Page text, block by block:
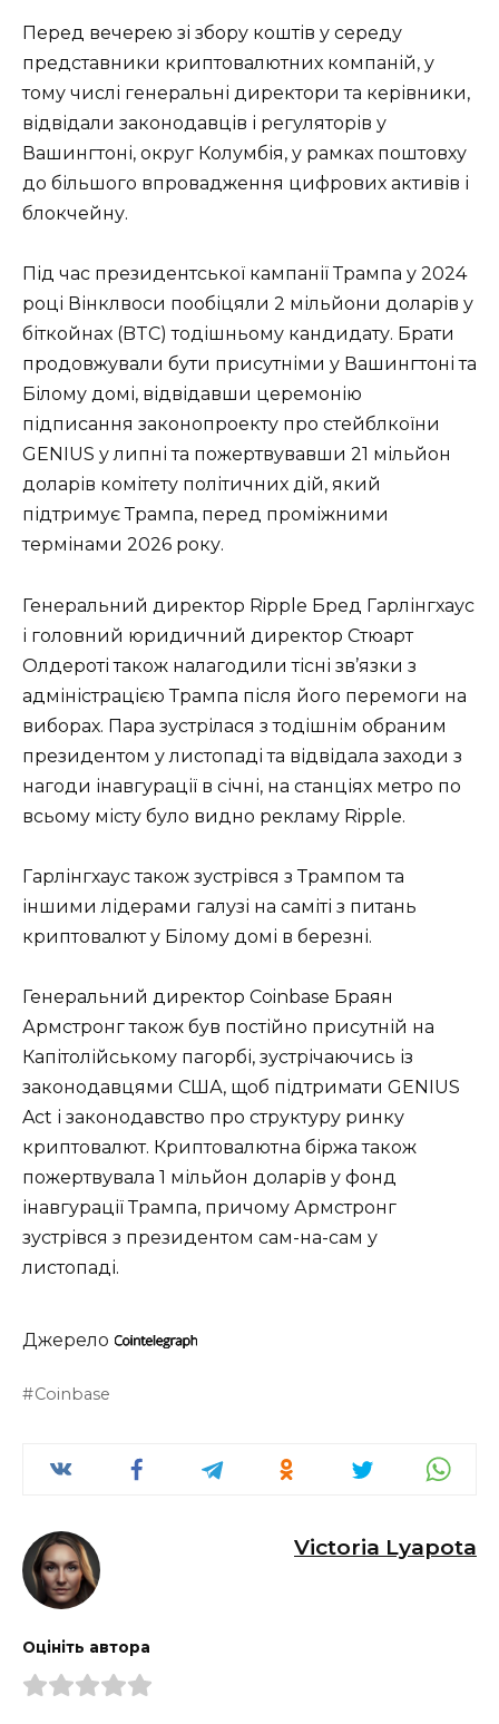
Перед вечерею зі збору коштів у середу
представники криптовалютних компаній, у
тому числі генеральні директори та керівники,
відвідали законодавців і регуляторів у
Вашингтоні, округ Колумбія, у рамках поштовху
до більшого впровадження цифрових активів і
блокчейну.
Під час президентської кампанії Трампа у 2024
році Вінклвоси пообіцяли 2 мільйони доларів у
біткойнах (BTC) тодішньому кандидату. Брати
продовжували бути присутніми у Вашингтоні та
Білому домі, відвідавши церемонію
підписання законопроекту про стейблкоїни
GENIUS у липні та пожертвувавши 21 мільйон
доларів комітету політичних дій, який
підтримує Трампа, перед проміжними
термінами 2026 року.
Генеральний директор Ripple Бред Гарлінгхаус
і головний юридичний директор Стюарт
Олдероті також налагодили тісні зв’язки з
адміністрацією Трампа після його перемоги на
виборах. Пара зустрілася з тодішнім обраним
президентом у листопаді та відвідала заходи з
нагоди інавгурації в січні, на станціях метро по
всьому місту було видно рекламу Ripple.
Гарлінгхаус також зустрівся з Трампом та
іншими лідерами галузі на саміті з питань
криптовалют у Білому домі в березні.
Генеральний директор Coinbase Браян
Армстронг також був постійно присутній на
Капітолійському пагорбі, зустрічаючись із
законодавцями США, щоб підтримати GENIUS
Act і законодавство про структуру ринку
криптовалют. Криптовалютна біржа також
пожертвувала 1 мільйон доларів у фонд
інавгурації Трампа, причому Армстронг
зустрівся з президентом сам-на-сам у
листопаді.
Джерело
Coinbase
Victoria Lyapota
Оцініть автора